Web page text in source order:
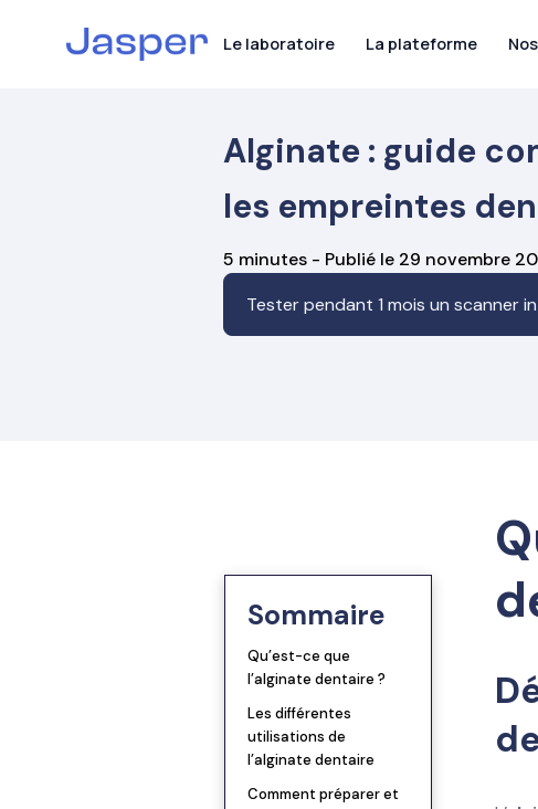
Le laboratoire La plateforme
Alginate : guide
les empreintes
5 minutes - Publié le 29 novembre
Tester pendant 1 mois un scanner
Sommaire
Qu’est-ce que
l’alginate dentaire ?
Les différentes
utilisations de
l’alginate dentaire
Comment préparer et